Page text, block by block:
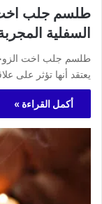
طلسم جلب اخت
السفلية
طلسم جلب اخت
يعتقد أنها تؤثر على
أكمل القراءة »